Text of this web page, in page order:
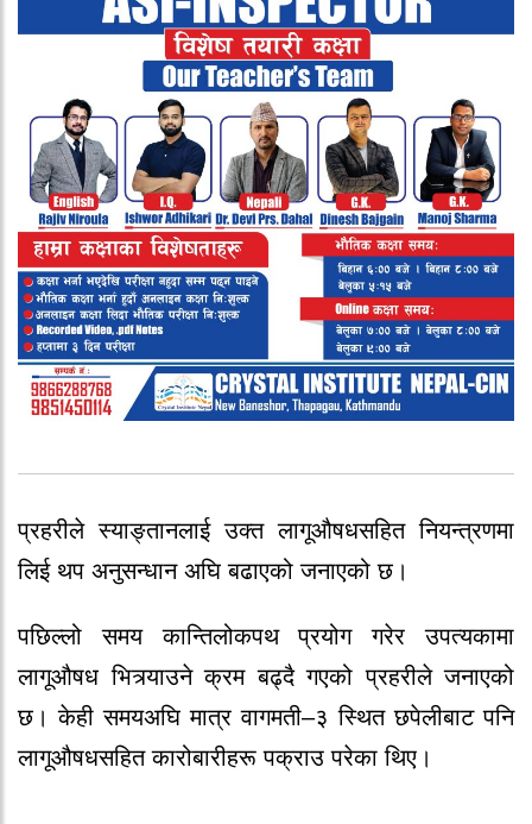
प्रहरीले स्याङ्तानलाई उक्त लागूऔषधसहित नियन्त्रणमा
लिई थप अनुसन्धान अघि बढाएको जनाएको छ।
पछिल्लो समय कान्तिलोकपथ प्रयोग गरेर उपत्यकामा
लागूऔषध भित्र्याउने क्रम बढ्दै गएको प्रहरीले जनाएको
छ। केही समयअघि मात्र वागमती–३ स्थित छपेलीबाट पनि
लागूऔषधसहित कारोबारीहरू पक्राउ परेका थिए।